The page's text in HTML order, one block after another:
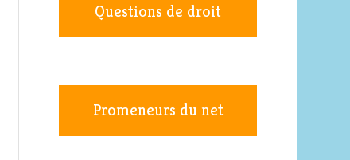
Questions de droit
Promeneurs du net